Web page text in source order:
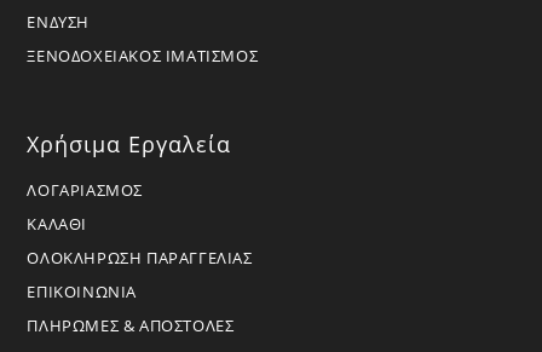
ΕΝΔΥΣΗ
ΞΕΝΟΔΟΧΕΙΑΚΟΣ ΙΜΑΤΙΣΜΟΣ
Χρήσιμα Εργαλεία
ΛΟΓΑΡΙΑΣΜΟΣ
ΚΑΛΑΘΙ
ΟΛΟΚΛΗΡΩΣΗ ΠΑΡΑΓΓΕΛΙΑΣ
ΕΠΙΚΟΙΝΩΝΙΑ
ΠΛΗΡΩΜΕΣ & ΑΠΟΣΤΟΛΕΣ